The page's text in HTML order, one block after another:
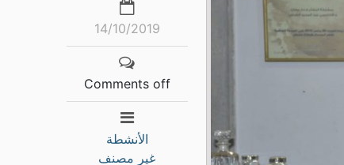
14/10/2019
Comments off
الأنشطة
غير مصنف